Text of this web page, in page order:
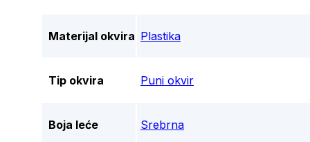
Materijal okvira Plastika
Tip okvira Puni okvir
Boja leće Srebrna